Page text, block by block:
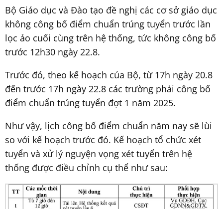
Bộ Giáo dục và Đào tạo đề nghị các cơ sở giáo dục
không công bố điểm chuẩn trúng tuyển trước lần
lọc ảo cuối cùng trên hệ thống, tức không công bố
trước 12h30 ngày 22.8.
Trước đó, theo kế hoạch của Bộ, từ 17h ngày 20.8
đến trước 17h ngày 22.8 các trường phải công bố
điểm chuẩn trúng tuyển đợt 1 năm 2025.
Như vậy, lịch công bố điểm chuẩn năm nay sẽ lùi
so với kế hoạch trước đó. Kế hoạch tổ chức xét
tuyển và xử lý nguyện vọng xét tuyển trên hệ
thống được điều chỉnh cụ thể như sau: